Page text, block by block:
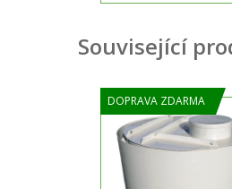
Související
DOPRAVA ZDARMA